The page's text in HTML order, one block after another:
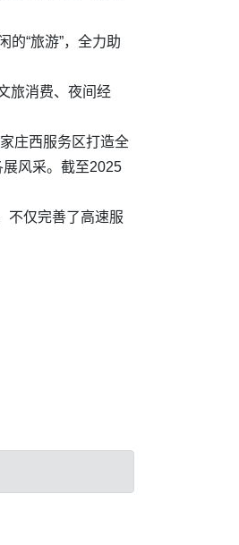
的“旅游”，全力助
旅消费、夜间经
庄西服务区打造全
风采。截至2025
不仅完善了高速服